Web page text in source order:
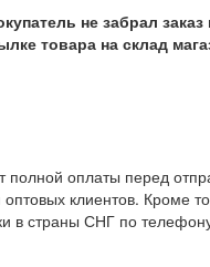
не забрал
товара на склад
полной оплаты перед
клиентов. Кроме
в страны СНГ по